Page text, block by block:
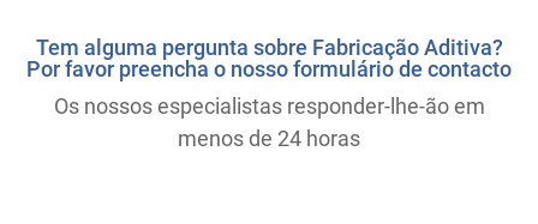
Tem alguma pergunta sobre Fabricação Aditiva?
Por favor preencha o nosso formulário de contacto
Os nossos especialistas responder-lhe-ão em
menos de 24 horas